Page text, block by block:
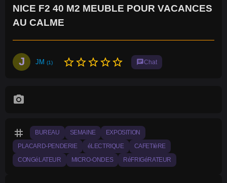
NICE F2 40 M2 MEUBLE POUR VACANCES
AU CALME
J JM (1) star_borderstar_borderstar_borderstar_borderstar_border chatChat
photo_camera
tag BUREAU SEMAINE EXPOSITION
PLACARD-PENDERIE éLECTRIQUE CAFETIèRE
CONGéLATEUR MICRO-ONDES RéFRIGéRATEUR